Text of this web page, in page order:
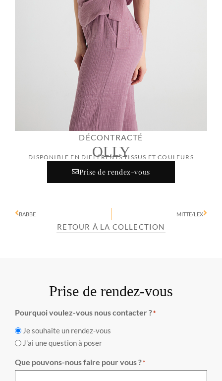
DÉCONTRACTÉ
OLLY
DISPONIBLE EN DIFFÉRENTS TISSUS ET COULEURS
Prise de rendez-vous
BABBE MITTE/LEX
RETOUR À LA COLLECTION
Prise de rendez-vous
Pourquoi voulez-vous nous contacter ?*
Je souhaite un rendez-vous
J'ai une question à poser
Que pouvons-nous faire pour vous ?*